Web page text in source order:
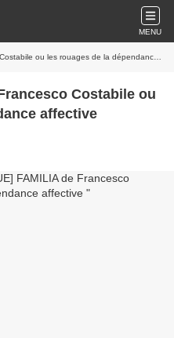
MENU
ou les rouages de la dépendance affective
Costabile ou
affective